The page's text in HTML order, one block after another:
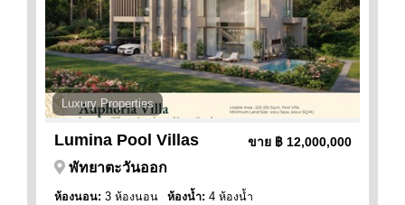
Luxury Properties
Lumina Pool Villas ขาย ฿ 12,000,000
พัทยาตะวันออก
ห้องนอน: 3 ห้องนอน ห้องน้ำ: 4 ห้องน้ำ